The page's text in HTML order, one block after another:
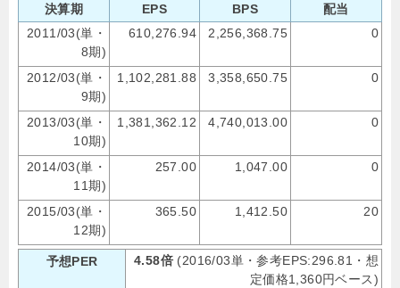
決算期 EPS BPS
配当
2011/03(単・
8期)
610,276.94 2,256,368.75 0
2012/03(単・
9期)
1,102,281.88 3,358,650.75 0
2013/03(単・
10期)
1,381,362.12 4,740,013.00 0
2014/03(単・
11期)
257.00 1,047.00 0
2015/03(単・
12期)
365.50 1,412.50 20
予想PER 4.58倍 (2016/03単・参考EPS:296.81・想
定価格1,360円ベース)